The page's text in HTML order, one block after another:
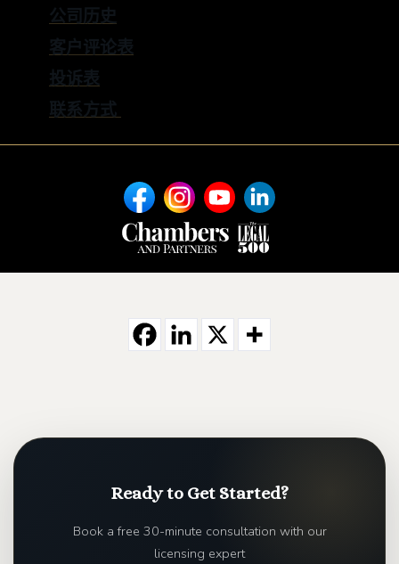
公司历史
客户评论表
投诉表
联系方式
Ready to Get Started?
Book a free 30-minute consultation with our
licensing expert